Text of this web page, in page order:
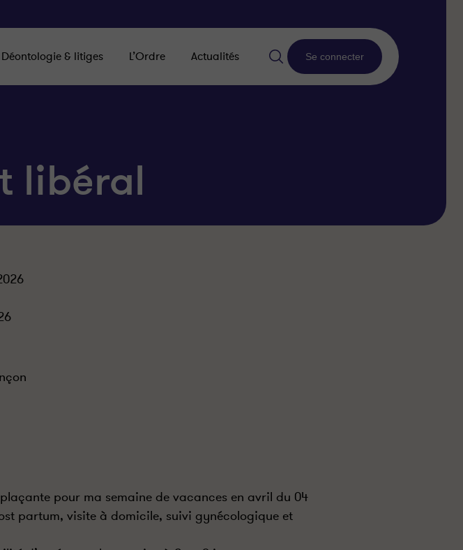
Déontologie & litiges L’Ordre Actualités Se connecter
libéral
pour ma semaine de vacances en avril du 04
partum, visite à domicile, suivi gynécologique et